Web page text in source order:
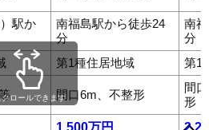
7.2万円 673万円 1.3%
7.1万円 964万円 10.0%
7.0万円 547万円 5.3%
6.8万円 681万円 4.7%
686万円 13.5%
駅か
南福島駅から徒歩24
分
南
分
第1種住居地域 第1
間口6m、不整形
間
形
1,500万円
クロールできます
町飯坂町中野飯坂町東湯野
野町飯野町大久保泉 上町大笹生
置賜町小倉寺小田 御山 御山町
名倉上野寺上浜町北沢又北矢野目